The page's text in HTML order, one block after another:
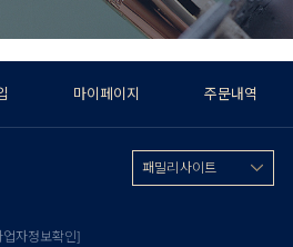
마이페이지 주문내역
업자정보확인]
패밀리 사이트